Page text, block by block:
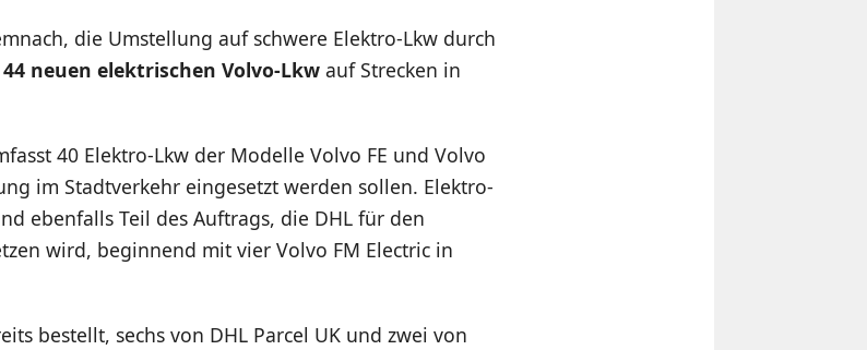
die Umstellung auf schwere Elektro-Lkw durch
44 neuen elektrischen Volvo-Lkwauf Strecken in
40 Elektro-Lkw der Modelle Volvo FE und Volvo
im Stadtverkehr eingesetzt werden sollen. Elektro-
ebenfalls Teil des Auftrags, die DHL für den
wird, beginnend mit vier Volvo FM Electric in
bestellt, sechs von DHL Parcel UK und zwei von